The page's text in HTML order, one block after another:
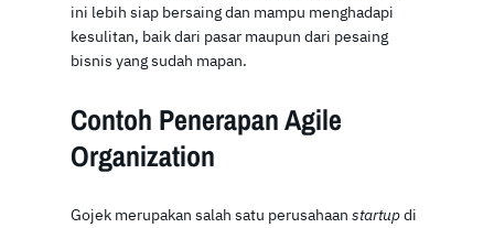
ini lebih siap bersaing dan mampu menghadapi
kesulitan, baik dari pasar maupun dari pesaing
bisnis yang sudah mapan.
Contoh Penerapan Agile
Organization
Gojek merupakan salah satu perusahaan startupdi